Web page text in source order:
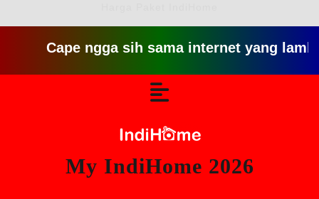
Cape ngga sih sama internet yang lambat
My IndiHome 2026